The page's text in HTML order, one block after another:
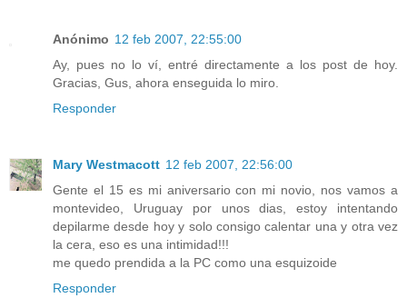
Anónimo 12 feb 2007, 22:55:00
Ay, pues no lo ví, entré directamente a los post de hoy.
Gracias, Gus, ahora enseguida lo miro.
Responder
Mary Westmacott 12 feb 2007, 22:56:00
Gente el 15 es mi aniversario con mi novio, nos vamos a
montevideo, Uruguay por unos dias, estoy intentando
depilarme desde hoy y solo consigo calentar una y otra vez
la cera, eso es una intimidad!!!
me quedo prendida a la PC como una esquizoide
Responder